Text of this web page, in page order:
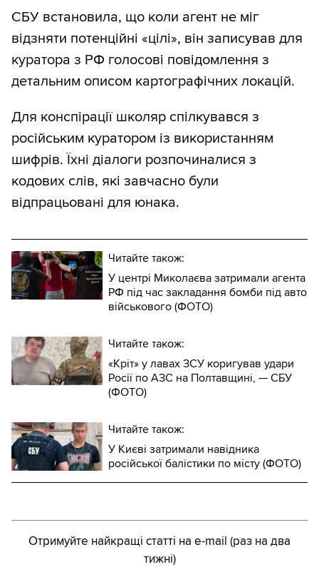
СБУ встановила, що коли агент не міг
відзняти потенційні «цілі», він записував для
куратора з РФ голосові повідомлення з
детальним описом картографічних локацій.
Для конспірації школяр спілкувався з
російським куратором із використанням
шифрів. Їхні діалоги розпочиналися з
кодових слів, які завчасно були
відпрацьовані для юнака.
Читайте також:
У центрі Миколаєва затримали агента
РФ під час закладання бомби під авто
військового (ФОТО)
Читайте також:
«Кріт» у лавах ЗСУ коригував удари
Росії по АЗС на Полтавщині, — СБУ
(ФОТО)
Читайте також:
У Києві затримали навідника
російської балістики по місту (ФОТО)
Отримуйте найкращі статті на e-mail (раз на два
тижні)